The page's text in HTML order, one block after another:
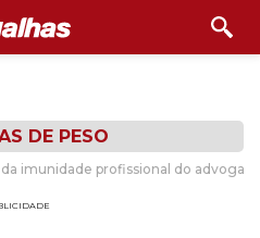
DE PESO
imunidade profissional do